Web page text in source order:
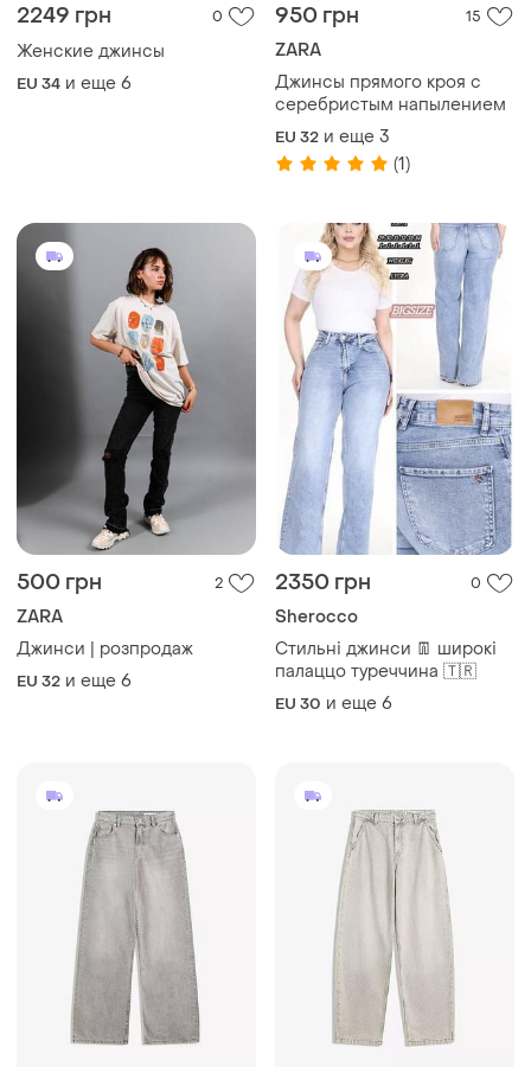
Джинси | розпродаж
EU 32 и еще 6
2350 грн 0
Sherocco
Стильні джинси 👖 широкі
палаццо туреччина 🇹🇷
EU 30 и еще
899 грн
999 грн
Широкі джинси бершка
1199 грн
1299 грн
Широкі джинси бершка